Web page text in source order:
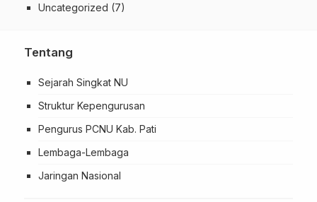
Uncategorized (7)
Tentang
Sejarah Singkat NU
Struktur Kepengurusan
Pengurus PCNU Kab. Pati
Lembaga-Lembaga
Jaringan Nasional